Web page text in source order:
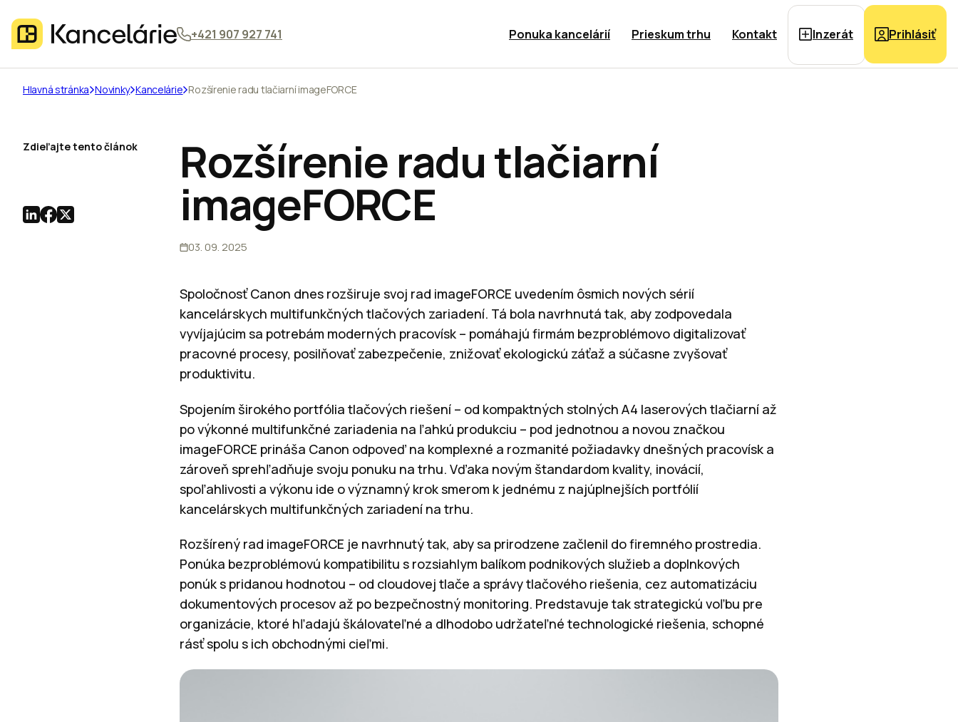
+421 907 927 741 Ponuka kancelárií Prieskum trhu Kontakt Inzerát Prihlásiť
Hlavná stránka Novinky Kancelárie Rozšírenie radu tlačiarní imageFORCE
Rozšírenie radu tlačiarní
imageFORCE
03. 09. 2025
Spoločnosť Canon dnes rozširuje svoj rad imageFORCE uvedením ôsmich nových sérií
kancelárskych multifunkčných tlačových zariadení. Tá bola navrhnutá tak, aby zodpovedala
vyvíjajúcim sa potrebám moderných pracovísk – pomáhajú firmám bezproblémovo digitalizovať
pracovné procesy, posilňovať zabezpečenie, znižovať ekologickú záťaž a súčasne zvyšovať
produktivitu.
Spojením širokého portfólia tlačových riešení – od kompaktných stolných A4 laserových tlačiarní až
po výkonné multifunkčné zariadenia na ľahkú produkciu – pod jednotnou a novou značkou
imageFORCE prináša Canon odpoveď na komplexné a rozmanité požiadavky dnešných pracovísk a
zároveň sprehľadňuje svoju ponuku na trhu. Vďaka novým štandardom kvality, inovácií,
spoľahlivosti a výkonu ide o významný krok smerom k jednému z najúplnejších portfólií
kancelárskych multifunkčných zariadení na trhu.
Rozšírený rad imageFORCE je navrhnutý tak, aby sa prirodzene začlenil do firemného prostredia.
Ponúka bezproblémovú kompatibilitu s rozsiahlym balíkom podnikových služieb a doplnkových
ponúk s pridanou hodnotou – od cloudovej tlače a správy tlačového riešenia, cez automatizáciu
dokumentových procesov až po bezpečnostný monitoring. Predstavuje tak strategickú voľbu pre
organizácie, ktoré hľadajú škálovateľné a dlhodobo udržateľné technologické riešenia, schopné
rásť spolu s ich obchodnými cieľmi.
Zdieľajte tento článok